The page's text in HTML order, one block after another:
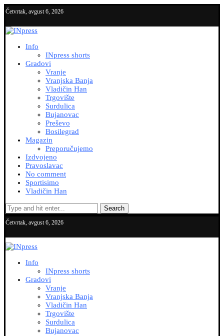
Četvrtak, avgust 6, 2026
Info
INpress shorts
Gradovi
Vranje
Vranjska Banja
Vladičin Han
Trgovište
Surdulica
Bujanovac
Preševo
Bosilegrad
Magazin
Preporučujemo
Izdvojeno
Pravoslavac
No comment
Sportisimo
Vladičin Han
Search
Četvrtak, avgust 6, 2026
Info
INpress shorts
Gradovi
Vranje
Vranjska Banja
Vladičin Han
Trgovište
Surdulica
Bujanovac